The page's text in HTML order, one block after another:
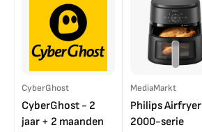
CyberGhost
CyberGhost - 2
jaar + 2 maanden
MediaMarkt
Philips Airfryer
2000-serie